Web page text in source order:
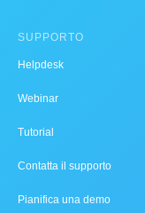
SUPPORTO
Helpdesk
Webinar
Tutorial
Contatta il supporto
Pianifica una demo